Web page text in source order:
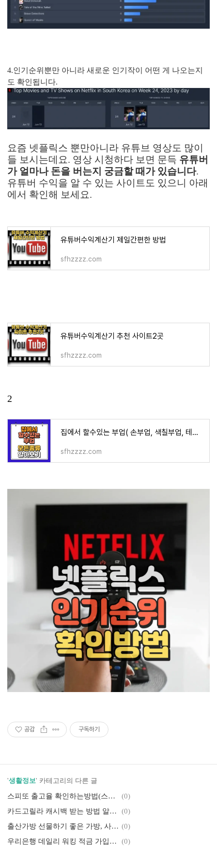
4.인기순위뿐만 아니라 새로운 인기작이 어떤 게 나오는지
도 확인됩니다.
요즘 넷플릭스 뿐만아니라 유튜브 영상도 많이
들 보시는데요. 영상 시청하다 보면 문득 유튜버
가 얼마나 돈을 버는지 궁금할 때가 있습니다.
유튜버 수익을 알 수 있는 사이트도 있으니 아래
에서 확인해 보세요.
유튜버수익계산기 제일간편한 방법
sfhzzzz.com
유튜버수익계산기 추천 사이트2곳
sfhzzzz.com
2
집에서 할수있는 부업( 손부업, 색칠부업, 테이터라벨링부업)알아보기
sfhzzzz.com
공감 구독하기
'생활정보' 카테고리의 다른 글
스피또 출고율 확인하는방법(스피또500, 스피또1000, 스피또2000)
(0)
카드고릴라 캐시백 받는 방법 알아보기(15만원 캐시백받기)
(0)
출산가방 선물하기 좋은 가방, 사용하기 좋은 가방 추천3가지 (0)
우리은행 데일리 워킹 적금 가입하고 11%금리 받기
(0)